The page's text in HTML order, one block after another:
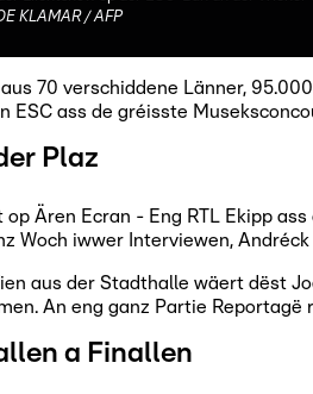
KLAMAR / AFP
70 verschiddene Länner,
ESC ass de gréisste
Plaz
op Ären Ecran - Eng RTL Ekipp
Woch iwwer Interviewen,
aus der Stadthalle wäert dëst
An eng ganz Partie
a Finallen